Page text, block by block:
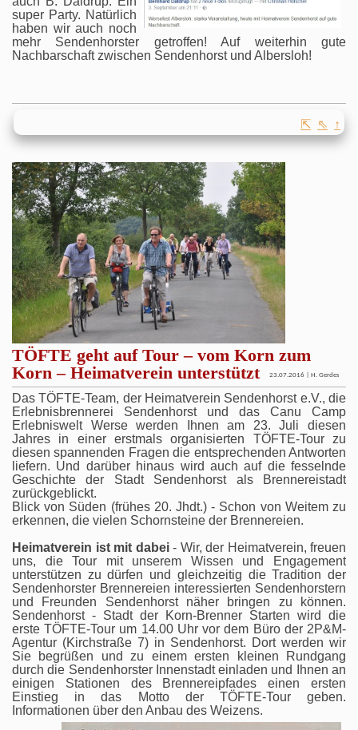
super Party. Natürlich
haben wir auch noch
mehr Sendenhorster getroffen! Auf weiterhin gute
Nachbarschaft zwischen Sendenhorst und Albersloh!
⇱ ⇖ ↑
TÖFTE geht auf Tour – vom Korn zum
Korn – Heimatverein unterstützt
23.07.2016 | H. Gerdes
Das TÖFTE-Team, der Heimatverein Sendenhorst e.V., die
Erlebnisbrennerei Sendenhorst und das Canu Camp
Erlebniswelt Werse werden Ihnen am 23. Juli diesen
Jahres in einer erstmals organisierten TÖFTE-Tour zu
diesen spannenden Fragen die entsprechenden Antworten
liefern. Und darüber hinaus wird auch auf die fesselnde
Geschichte der Stadt Sendenhorst als Brennereistadt
zurückgeblickt.
Blick von Süden (frühes 20. Jhdt.) - Schon von Weitem zu
erkennen, die vielen Schornsteine der Brennereien.
Heimatverein ist mit dabei- Wir, der Heimatverein, freuen
uns, die Tour mit unserem Wissen und Engagement
unterstützen zu dürfen und gleichzeitig die Tradition der
Sendenhorster Brennereien interessierten Sendenhorstern
und Freunden Sendenhorst näher bringen zu können.
Sendenhorst - Stadt der Korn-Brenner Starten wird die
erste TÖFTE-Tour um 14.00 Uhr vor dem Büro der 2P&M-
Agentur (Kirchstraße 7) in Sendenhorst. Dort werden wir
Sie begrüßen und zu einem ersten kleinen Rundgang
durch die Sendenhorster Innenstadt einladen und Ihnen an
einigen Stationen des Brennereipfades einen ersten
Einstieg in das Motto der TÖFTE-Tour geben.
Informationen über den Anbau des Weizens.